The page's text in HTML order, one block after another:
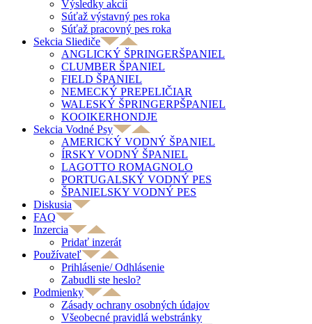
Výsledky akcií
Súťaž výstavný pes roka
Súťaž pracovný pes roka
Sekcia Sliediče
ANGLICKÝ ŠPRINGERŠPANIEL
CLUMBER ŠPANIEL
FIELD ŠPANIEL
NEMECKÝ PREPELIČIAR
WALESKÝ ŠPRINGERPŠPANIEL
KOOIKERHONDJE
Sekcia Vodné Psy
AMERICKÝ VODNÝ ŠPANIEL
ÍRSKY VODNÝ ŠPANIEL
LAGOTTO ROMAGNOLO
PORTUGALSKÝ VODNÝ PES
ŠPANIELSKY VODNÝ PES
Diskusia
FAQ
Inzercia
Pridať inzerát
Používateľ
Prihlásenie/ Odhlásenie
Zabudli ste heslo?
Podmienky
Zásady ochrany osobných údajov
Všeobecné pravidlá webstránky